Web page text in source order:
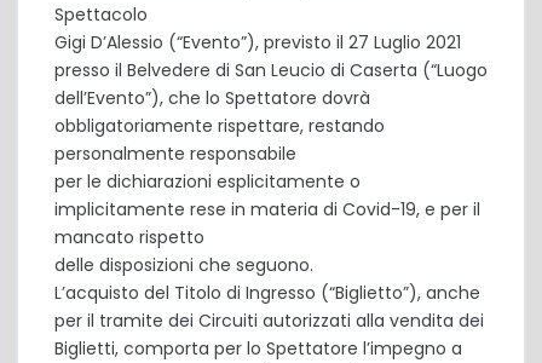
Spettacolo
Gigi D’Alessio (“Evento”), previsto il 27 Luglio 2021
presso il Belvedere di San Leucio di Caserta (“Luogo
dell’Evento”), che lo Spettatore dovrà
obbligatoriamente rispettare, restando
personalmente responsabile
per le dichiarazioni esplicitamente o
implicitamente rese in materia di Covid-19, e per il
mancato rispetto
delle disposizioni che seguono.
L’acquisto del Titolo di Ingresso (“Biglietto”), anche
per il tramite dei Circuiti autorizzati alla vendita dei
Biglietti, comporta per lo Spettatore l’impegno a